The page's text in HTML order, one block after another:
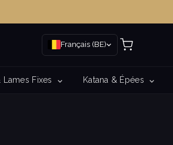
Français (BE)
Lames Fixes Katana & Épées